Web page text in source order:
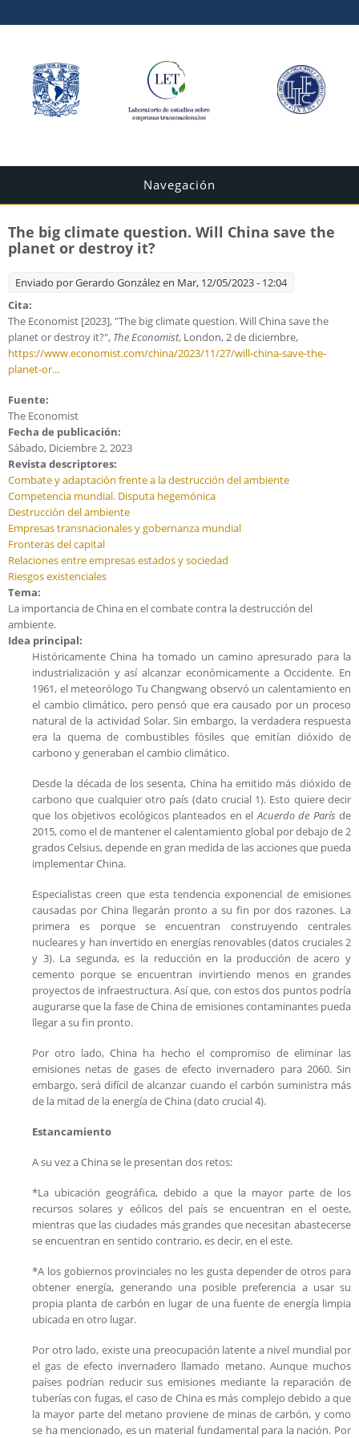
Navegación
The big climate question. Will China save the
planet or destroy it?
Enviado porGerardo Gonzálezen Mar, 12/05/2023 - 12:04
Cita:
The Economist [2023], "The big climate question. Will China save the
planet or destroy it?", The Economist, London, 2 de diciembre,
https://www.economist.com/china/2023/11/27/will-china-save-the-
planet-or...
Fuente:
The Economist
Fecha de publicación:
Sábado, Diciembre 2, 2023
Revista descriptores:
Combate y adaptación frente a la destrucción del ambiente
Competencia mundial. Disputa hegemónica
Destrucción del ambiente
Empresas transnacionales y gobernanza mundial
Fronteras del capital
Relaciones entre empresas estados y sociedad
Riesgos existenciales
Tema:
La importancia de China en el combate contra la destrucción del
ambiente.
Idea principal:
Históricamente China ha tomado un camino apresurado para la
industrialización y así alcanzar económicamente a Occidente. En
1961, el meteorólogo Tu Changwang observó un calentamiento en
el cambio climático, pero pensó que era causado por un proceso
natural de la actividad Solar. Sin embargo, la verdadera respuesta
era la quema de combustibles fósiles que emitían dióxido de
carbono y generaban el cambio climático.
Desde la década de los sesenta, China ha emitido más dióxido de
carbono que cualquier otro país (dato crucial 1). Esto quiere decir
que los objetivos ecológicos planteados en elAcuerdo de París de
2015, como el de mantener el calentamiento global por debajo de 2
grados Celsius, depende en gran medida de las acciones que pueda
implementar China.
Especialistas creen que esta tendencia exponencial de emisiones
causadas por China llegarán pronto a su fin por dos razones. La
primera es porque se encuentran construyendo centrales
nucleares y han invertido en energías renovables (datos cruciales 2
y 3). La segunda, es la reducción en la producción de acero y
cemento porque se encuentran invirtiendo menos en grandes
proyectos de infraestructura. Así que, con estos dos puntos podría
augurarse que la fase de China de emisiones contaminantes pueda
llegar a su fin pronto.
Por otro lado, China ha hecho el compromiso de eliminar las
emisiones netas de gases de efecto invernadero para 2060. Sin
embargo, será difícil de alcanzar cuando el carbón suministra más
de la mitad de la energía de China (dato crucial 4).
Estancamiento
A su vez a China se le presentan dos retos:
*La ubicación geográfica, debido a que la mayor parte de los
recursos solares y eólicos del país se encuentran en el oeste,
mientras que las ciudades más grandes que necesitan abastecerse
se encuentran en sentido contrario, es decir, en el este.
*A los gobiernos provinciales no les gusta depender de otros para
obtener energía, generando una posible preferencia a usar su
propia planta de carbón en lugar de una fuente de energía limpia
ubicada en otro lugar.
Por otro lado, existe una preocupación latente a nivel mundial por
el gas de efecto invernadero llamado metano. Aunque muchos
países podrían reducir sus emisiones mediante la reparación de
tuberías con fugas, el caso de China es más complejo debido a que
la mayor parte del metano proviene de minas de carbón, y como
se ha mencionado, es un material fundamental para la nación. Por